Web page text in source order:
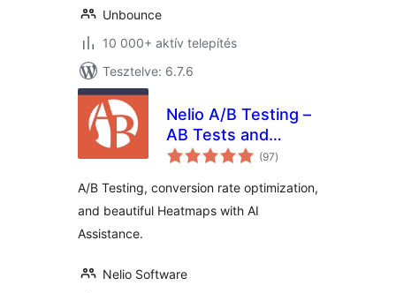
Unbounce
10 000+ aktív telepítés
Tesztelve: 6.7.6
Nelio A/B Testing –
AB Tests and
Heatmaps for
Optimization
(97értékelés
összesen
)
A/B Testing, conversion rate optimization,
and beautiful Heatmaps with AI
Assistance.
Nelio Software